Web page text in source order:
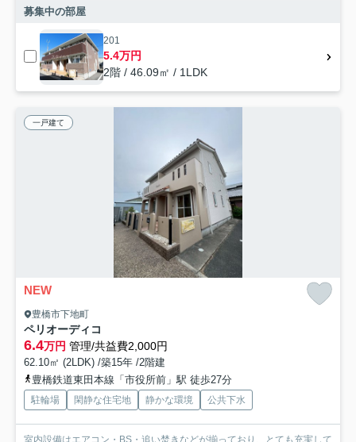
募集中の部屋
201
5.4万円
2階 / 46.09㎡ / 1LDK
一戸建て
NEW
豊橋市下地町
ペリオーディコ
6.4万円 管理/共益費2,000円
62.10㎡ (2LDK) /築15年 /2階建
豊橋鉄道東田本線「市役所前」駅 徒歩27分
駐輪場 閑静な住宅地 静かな環境 公共下水
室内設備はエアコン・BS・追い焚きなどが揃っており、とても充実して